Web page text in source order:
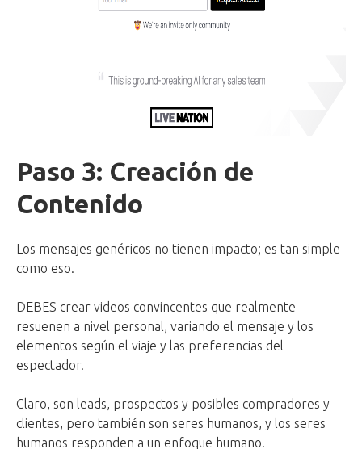
Paso 3: Creación de
Contenido
Los mensajes genéricos no tienen impacto; es tan simple
como eso.
DEBES crear videos convincentes que realmente
resuenen a nivel personal, variando el mensaje y los
elementos según el viaje y las preferencias del
espectador.
Claro, son leads, prospectos y posibles compradores y
clientes, pero también son seres humanos, y los seres
humanos responden a un enfoque humano.